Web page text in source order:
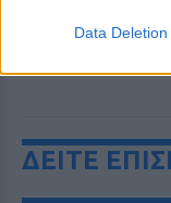
Data Deletion
ΔΕΙΤΕ